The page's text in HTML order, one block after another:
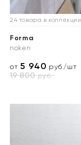
24 товара в коллекции
Forma
noken
от5 940 руб./шт
19 800руб.